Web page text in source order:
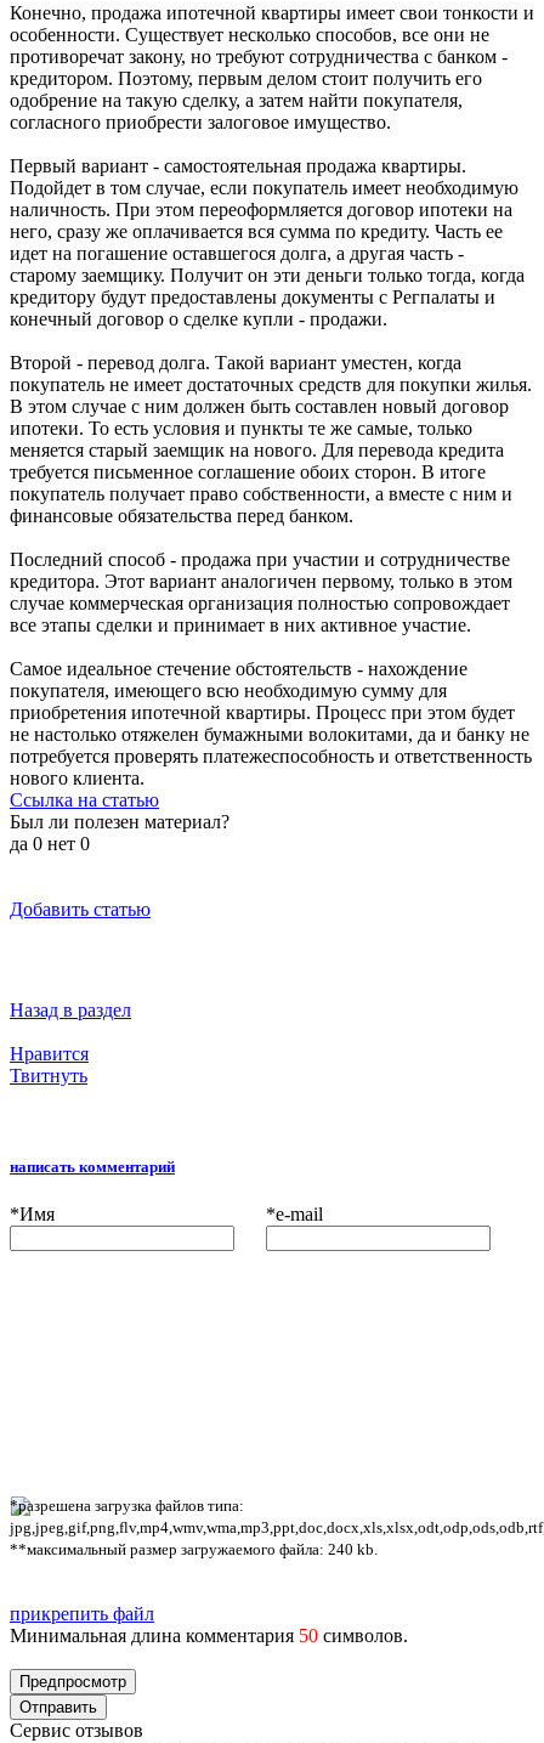
Конечно, продажа ипотечной квартиры имеет свои тонкости и
особенности. Существует несколько способов, все они не
противоречат закону, но требуют сотрудничества с банком -
кредитором. Поэтому, первым делом стоит получить его
одобрение на такую сделку, а затем найти покупателя,
согласного приобрести залоговое имущество.
Первый вариант - самостоятельная продажа квартиры.
Подойдет в том случае, если покупатель имеет необходимую
наличность. При этом переоформляется договор ипотеки на
него, сразу же оплачивается вся сумма по кредиту. Часть ее
идет на погашение оставшегося долга, а другая часть -
старому заемщику. Получит он эти деньги только тогда, когда
кредитору будут предоставлены документы с Регпалаты и
конечный договор о сделке купли - продажи.
Второй - перевод долга. Такой вариант уместен, когда
покупатель не имеет достаточных средств для покупки жилья.
В этом случае с ним должен быть составлен новый договор
ипотеки. То есть условия и пункты те же самые, только
меняется старый заемщик на нового. Для перевода кредита
требуется письменное соглашение обоих сторон. В итоге
покупатель получает право собственности, а вместе с ним и
финансовые обязательства перед банком.
Последний способ - продажа при участии и сотрудничестве
кредитора. Этот вариант аналогичен первому, только в этом
случае коммерческая организация полностью сопровождает
все этапы сделки и принимает в них активное участие.
Самое идеальное стечение обстоятельств - нахождение
покупателя, имеющего всю необходимую сумму для
приобретения ипотечной квартиры. Процесс при этом будет
не настолько отяжелен бумажными волокитами, да и банку не
потребуется проверять платежеспособность и ответственность
нового клиента.
Ссылка на статью
Был ли полезен материал?
да 0 нет 0
Добавить статью
Назад в раздел
Нравится
Твитнуть
написать комментарий
*Имя *e-mail
*разрешена загрузка файлов типа:
**максимальный размер загружаемого файла: 240 kb.
прикрепить файл
Минимальная длина комментария 50 символов.
Сервис отзывов